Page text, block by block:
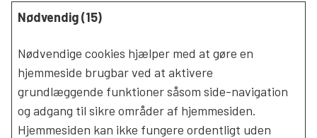
Nødvendig (15)
Nødvendige cookies hjælper med at gøre en
hjemmeside brugbar ved at aktivere
grundlæggende funktioner såsom side-navigation
og adgang til sikre områder af hjemmesiden.
Hjemmesiden kan ikke fungere ordentligt uden